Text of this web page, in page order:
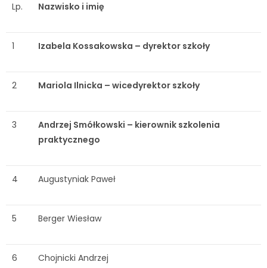
Lp. Nazwisko i imię
1 Izabela Kossakowska – dyrektor szkoły
2 Mariola Ilnicka – wicedyrektor szkoły
3
Andrzej Smółkowski – kierownik szkolenia
praktycznego
4 Augustyniak Paweł
5 Berger Wiesław
6 Chojnicki Andrzej